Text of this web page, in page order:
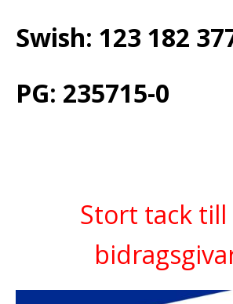
Swish: 123 182
PG: 235715-0
Stort tack till